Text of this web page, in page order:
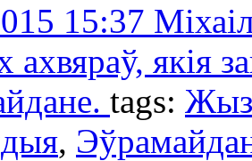
15:37
якія
tags:
,